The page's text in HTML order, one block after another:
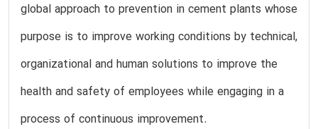
global approach to prevention in cement plants whose
purpose is to improve working conditions by technical,
organizational and human solutions to improve the
health and safety of employees while engaging in a
process of continuous improvement.